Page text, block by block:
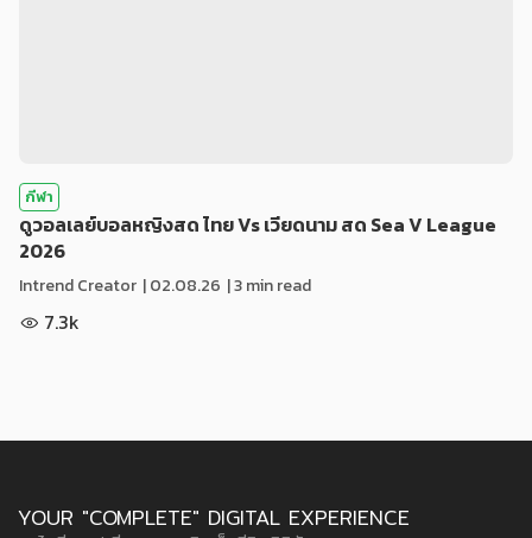
กีฬา
ดูวอลเลย์บอลหญิงสด ไทย Vs เวียดนาม สด Sea V League
2026
Intrend Creator |02.08.26 | 3 min read
7.3k
YOUR "COMPLETE" DIGITAL EXPERIENCE